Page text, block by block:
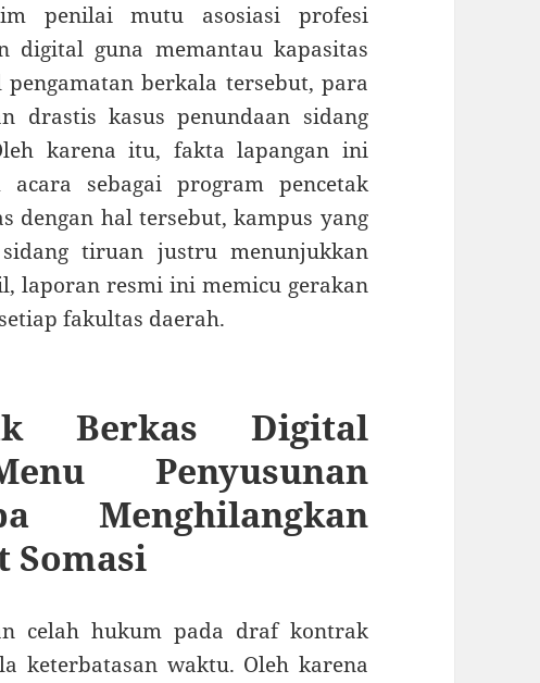
penilai mutu asosiasi profesi
digital guna memantau kapasitas
berkala tersebut, para
drastis kasus penundaan sidang
karena itu, fakta lapangan ini
sebagai program pencetak
dengan hal tersebut, kampus yang
tiruan justru menunjukkan
laporan resmi ini memicu gerakan
fakultas daerah.
Berkas Digital
Penyusunan
Menghilangkan
Somasi
celah hukum pada draf kontrak
keterbatasan waktu. Oleh karena